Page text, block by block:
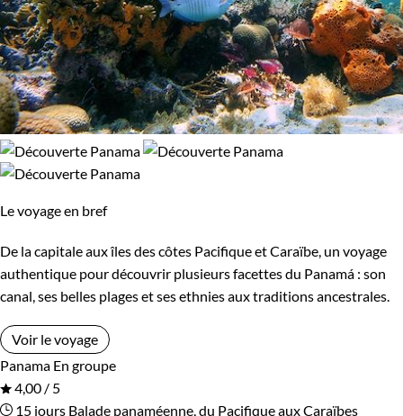
Le voyage en bref
De la capitale aux îles des côtes Pacifique et Caraïbe, un voyage
authentique pour découvrir plusieurs facettes du Panamá : son
canal, ses belles plages et ses ethnies aux traditions ancestrales.
Voir le voyage
Panama En groupe
4,00 / 5
15 jours Balade panaméenne, du Pacifique aux Caraïbes